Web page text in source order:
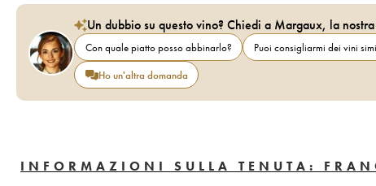
Un dubbio su questo vino? Chiedi a Margaux, la
Con quale piatto posso abbinarlo? Puoi consigliarmi dei vini
Ho un'altra domanda
INFORMAZIONI SULLA TENUTA: